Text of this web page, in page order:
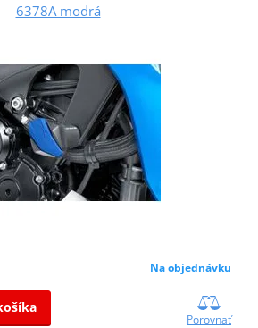
6378A modrá
Na objednávku
Porovnať